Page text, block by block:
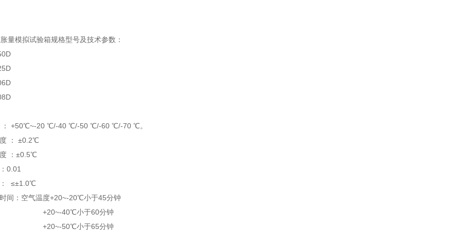
量模拟试验箱规格型号及技术参数：
225D
： +50℃~-20 ℃/-40 ℃/-50 ℃/-60 ℃/-70 ℃。
： ±0.2℃
：±0.5℃
0.01
差： ≤±1.0℃
间：空气温度+20~-20℃小于45分钟
40℃小于60分钟
50℃小于65分钟